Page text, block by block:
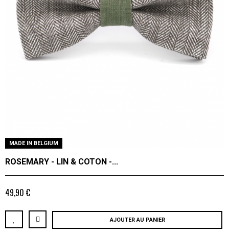
MADE IN BELGIUM
ROSEMARY - LIN & COTON -...
49,90 €
AJOUTER AU PANIER